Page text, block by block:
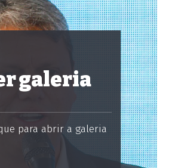
galeria
para abrir a galeria